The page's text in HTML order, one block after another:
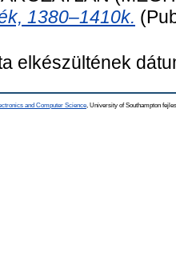
1380–1410k.
elkészültének
and Computer Science , University of Southampton